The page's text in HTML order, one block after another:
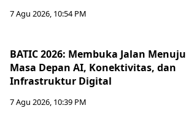
7 Agu 2026, 10:54 PM
BATIC 2026: Membuka Jalan Menuju
Masa Depan AI, Konektivitas, dan
Infrastruktur Digital
7 Agu 2026, 10:39 PM